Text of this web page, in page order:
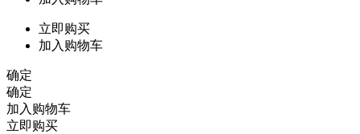
立即购买
加入购物车
确定
确定
加入购物车
立即购买